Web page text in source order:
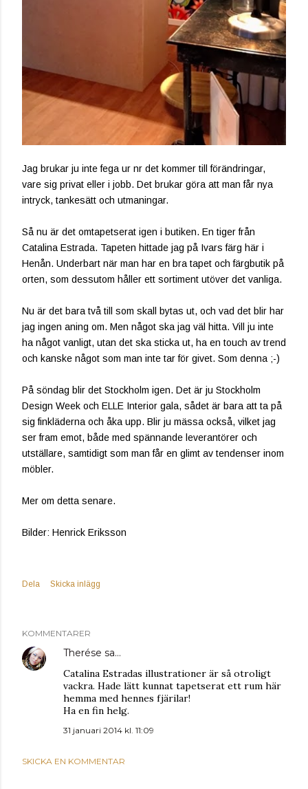
Jag brukar ju inte fega ur nr det kommer till förändringar,
vare sig privat eller i jobb. Det brukar göra att man får nya
intryck, tankesätt och utmaningar.
Så nu är det omtapetserat igen i butiken. En tiger från
Catalina Estrada. Tapeten hittade jag på Ivars färg här i
Henån. Underbart när man har en bra tapet och färgbutik på
orten, som dessutom håller ett sortiment utöver det vanliga.
Nu är det bara två till som skall bytas ut, och vad det blir har
jag ingen aning om. Men något ska jag väl hitta. Vill ju inte
ha något vanligt, utan det ska sticka ut, ha en touch av trend
och kanske något som man inte tar för givet. Som denna ;-)
På söndag blir det Stockholm igen. Det är ju Stockholm
Design Week och ELLE Interior gala, sådet är bara att ta på
sig finkläderna och åka upp. Blir ju mässa också, vilket jag
ser fram emot, både med spännande leverantörer och
utställare, samtidigt som man får en glimt av tendenser inom
möbler.
Mer om detta senare.
Bilder: Henrick Eriksson
Dela Skicka inlägg
KOMMENTARER
Therése sa…
Catalina Estradas illustrationer är så otroligt
vackra. Hade lätt kunnat tapetserat ett rum här
hemma med hennes fjärilar!
Ha en fin helg.
31 januari 2014 kl. 11:09
SKICKA EN KOMMENTAR